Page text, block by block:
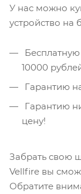
У нас можно
устройство на
10000
Гарантию
Гарантию
цену!
Забрать свою
Vellfire вы
Обратите